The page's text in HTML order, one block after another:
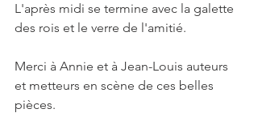
L'après midi se termine avec la galette
des rois et le verre de l'amitié.
Merci à Annie et à Jean-Louis auteurs
et metteurs en scène de ces belles
pièces.